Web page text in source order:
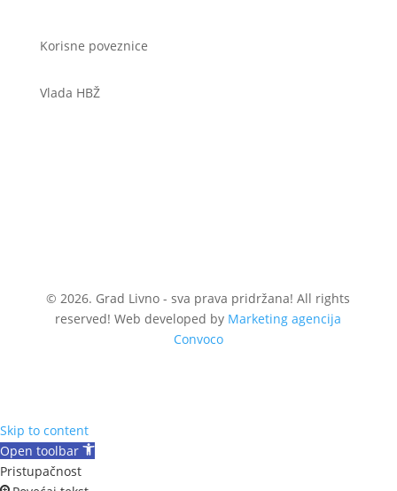
Korisne poveznice
Vlada HBŽ
© 2026. Grad Livno - sva prava pridržana! All rights
reserved! Web developed by Marketing agencija
Convoco
Skip to content
Open toolbar
Pristupačnost